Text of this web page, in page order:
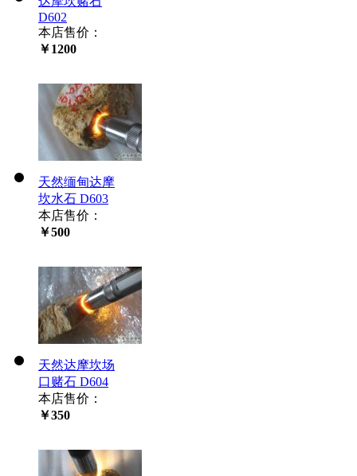
D602
本店售价：
￥1200
天然缅甸达摩
坎水石 D603
本店售价：
￥500
天然达摩坎场
口赌石 D604
本店售价：
￥350